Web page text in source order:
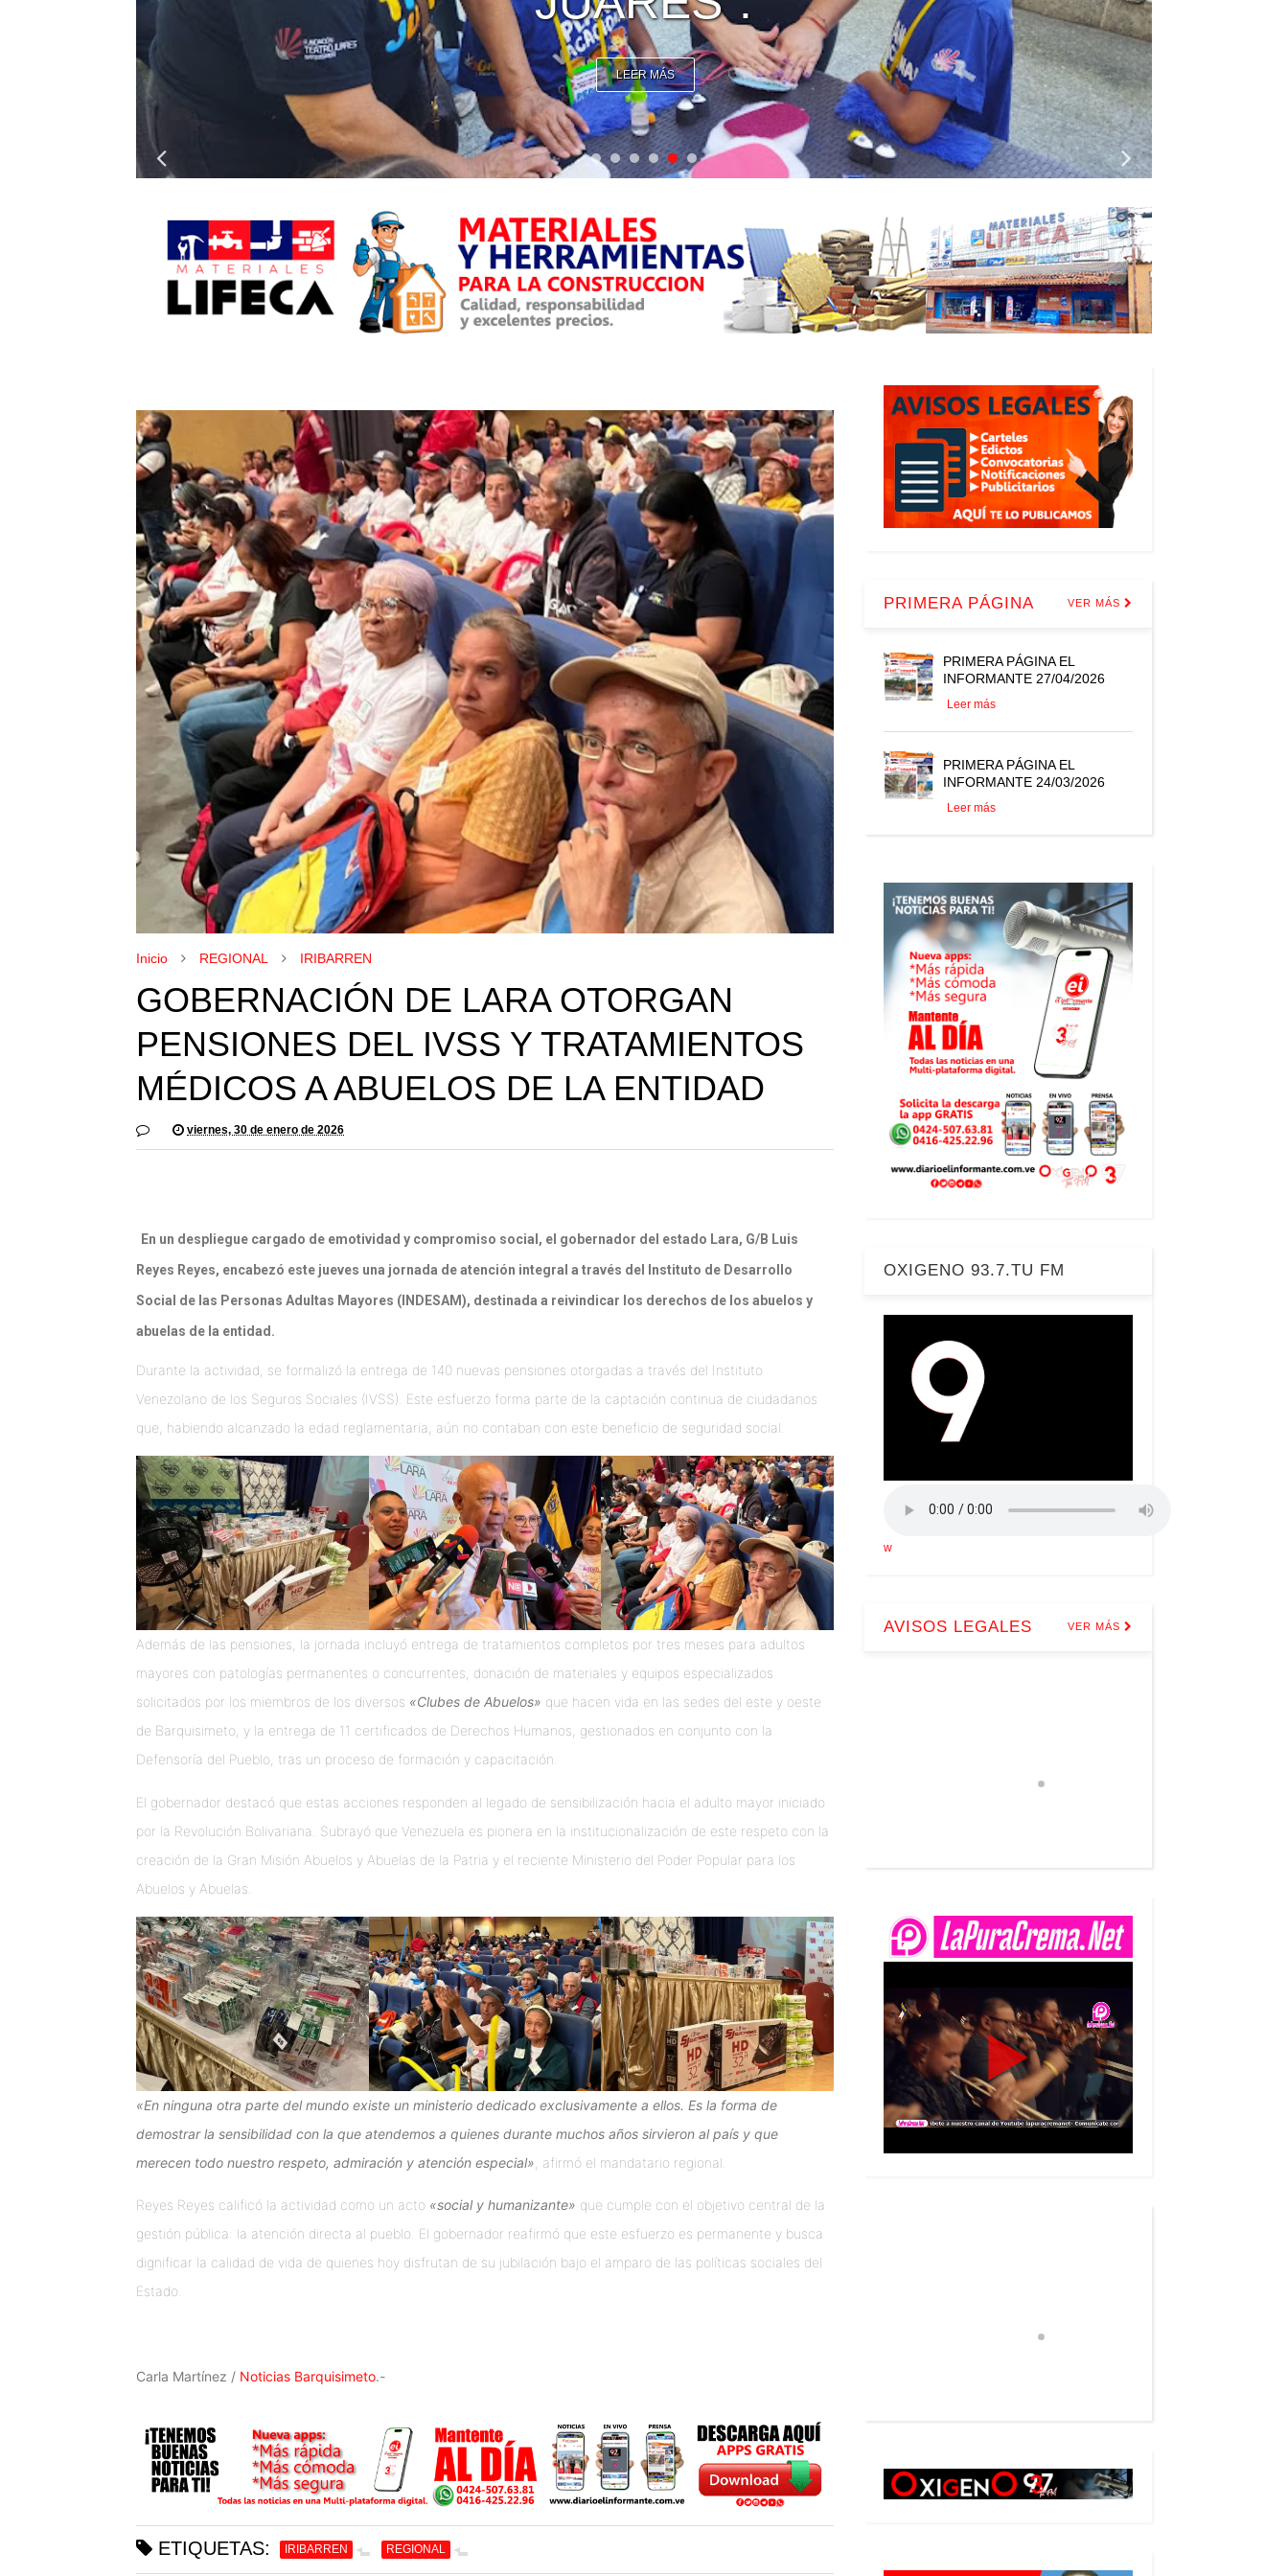
LEER MÁS
Inicio REGIONAL IRIBARREN
GOBERNACIÓN DE LARA OTORGAN
PENSIONES DEL IVSS Y TRATAMIENTOS
MÉDICOS A ABUELOS DE LA ENTIDAD
viernes, 30 de enero de 2026
En un despliegue cargado de emotividad y compromiso social, el gobernador del estado Lara, G/B Luis
Reyes Reyes, encabezó este jueves una jornada de atención integral a través del Instituto de Desarrollo
Social de las Personas Adultas Mayores (INDESAM), destinada a reivindicar los derechos de los abuelos y
abuelas de la entidad.
Durante la actividad, se formalizó la entrega de 140 nuevas pensiones otorgadas a través del Instituto
Venezolano de los Seguros Sociales (IVSS). Este esfuerzo forma parte de la captación continua de ciudadanos
que, habiendo alcanzado la edad reglamentaria, aún no contaban con este beneficio de seguridad social.
Además de las pensiones, la jornada incluyó entrega de tratamientos completos por tres meses para adultos
mayores con patologías permanentes o concurrentes, donación de materiales y equipos especializados
solicitados por los miembros de los diversos «Clubes de Abuelos» que hacen vida en las sedes del este y oeste
de Barquisimeto, y la entrega de 11 certificados de Derechos Humanos, gestionados en conjunto con la
Defensoría del Pueblo, tras un proceso de formación y capacitación.
El gobernador destacó que estas acciones responden al legado de sensibilización hacia el adulto mayor iniciado
por la Revolución Bolivariana. Subrayó que Venezuela es pionera en la institucionalización de este respeto con la
creación de la Gran Misión Abuelos y Abuelas de la Patria y el reciente Ministerio del Poder Popular para los
Abuelos y Abuelas.
«En ninguna otra parte del mundo existe un ministerio dedicado exclusivamente a ellos. Es la forma de
demostrar la sensibilidad con la que atendemos a quienes durante muchos años sirvieron al país y que
merecen todo nuestro respeto, admiración y atención especial» , afirmó el mandatario regional.
Reyes Reyes calificó la actividad como un acto «social y humanizante» que cumple con el objetivo central de la
gestión pública: la atención directa al pueblo. El gobernador reafirmó que este esfuerzo es permanente y busca
dignificar la calidad de vida de quienes hoy disfrutan de su jubilación bajo el amparo de las políticas sociales del
Estado.
Carla Martínez / Noticias Barquisimeto.-
ETIQUETAS: IRIBARREN REGIONAL
PRIMERA PÁGINA VER MÁS
PRIMERA PÁGINA EL
INFORMANTE 27/04/2026
Leer más
PRIMERA PÁGINA EL
INFORMANTE 24/03/2026
Leer más
OXIGENO 93.7.TU FM
w
AVISOS LEGALES VER MÁS